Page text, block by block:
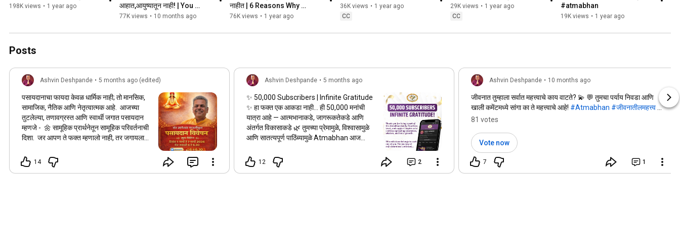
198K views • 1 year ago
आहात,आयुष्यातून नाही! | You
Retire from Job, Not from
77K views • 10 months ago
नाहीत | 6 Reasons Why
People Don’t Take You
76K views • 1 year ago
36K views • 1 year ago
CC
29K views • 1 year ago
CC
#atmabhan
19K views • 1 year ago
Posts
Ashvin Deshpande • 5 months ago (edited)
पसायदानाचा फायदा केवळ धार्मिक नाही; तो मानसिक,
सामाजिक, नैतिक आणि नेतृत्वात्मक आहे. आजच्या
तुटलेल्या, तणावग्रस्त आणि स्वार्थी जगात पसायदान
म्हणजे - 🌼 सामूहिक प्रार्थनेतून सामूहिक परिवर्तनाची
दिशा. जर आपण ते फक्त म्हणालो नाही, तर जगायला
फायदा होईल. ताबडतोब नोंदणी करा 8108166566
14
Ashvin Deshpande • 5 months ago
✨ 50,000 Subscribers | Infinite Gratitude
✨ हा फक्त एक आकडा नाही… ही 50,000 मनांची
यात्रा आहे — आत्मभानाकडे, जागरूकतेकडे आणि
अंतर्गत विकासाकडे 🌿 तुमच्या प्रेमामुळे, विश्वासामुळे
आणि सातत्यपूर्ण पाठिंब्यामुळे Atmabhan आज
Yoga 🌬️ Pranayama आणि Holistic
Wellness चा हा प्रवास तुमच्यामुळेच पुढे चालू आहे.
12 2
Ashvin Deshpande • 10 months ago
जीवनात तुम्हाला सर्वात महत्त्वाचे काय वाटते? 💫 💬 तुमचा पर्याय निवडा आणि
खाली कमेंटमध्ये सांगा का ते महत्त्वाचे आहे! #Atmabhan #जीवनातीलमहत्त्व
#प्रेरणा#आनंद
81 votes
Vote now
7 1